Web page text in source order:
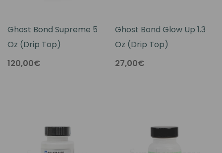
Ghost Bond Supreme 5
Oz (Drip Top)
120,00€
Ghost Bond Glow Up 1.3
Oz (Drip Top)
27,00€